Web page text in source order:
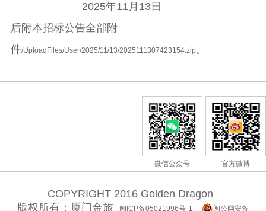
2025年11 月 13日
后附本招标公告全部附
件/UploadFiles/User/2025/11/13/2025111307423154.zip 。
微信公众号 官方微博
COPYRIGHT 2016 Golden Dragon
版权所有：厦门金旅
闽ICP备05021996号-1 闽公网安备